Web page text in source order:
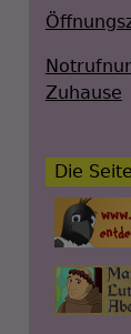
Zuhause
Die